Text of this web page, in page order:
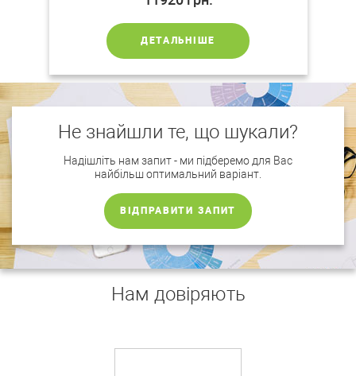
ДЕТАЛЬНІШЕ
Не знайшли те, що шукали?
Надішліть нам запит - ми підберемо для Вас
найбільш оптимальний варіант.
ВІДПРАВИТИ ЗАПИТ
Нам довіряють